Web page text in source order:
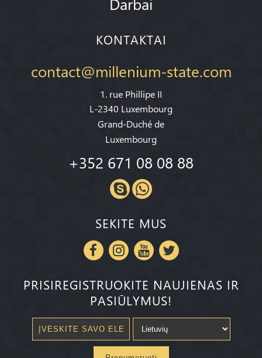
KONTAKTAI
contact@millenium-state.com
1. rue Phillipe II
L-2340 Luxembourg
Grand-Duché de
Luxembourg
+352 671 08 08 88
SEKITE MUS
PRISIREGISTRUOKITE NAUJIENAS IR
PASIŪLYMUS!